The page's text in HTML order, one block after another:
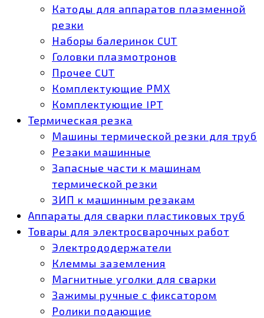
Катоды для аппаратов плазменной
резки
Наборы балеринок CUT
Головки плазмотронов
Прочее CUT
Комплектующие РМХ
Комплектующие IPT
Термическая резка
Машины термической резки для труб
Резаки машинные
Запасные части к машинам
термической резки
ЗИП к машинным резакам
Аппараты для сварки пластиковых труб
Товары для электросварочных работ
Электрододержатели
Клеммы заземления
Магнитные уголки для сварки
Зажимы ручные с фиксатором
Ролики подающие